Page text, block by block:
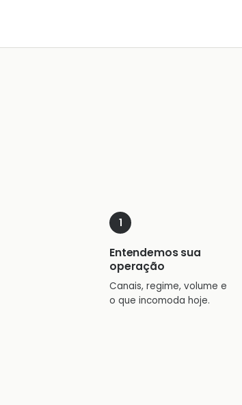
Entendemos sua
operação
Canais, regime, volume e
o que incomoda hoje.